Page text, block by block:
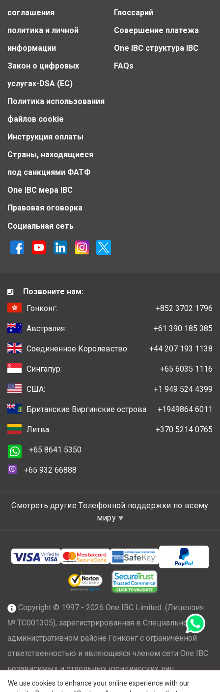
соглашения
политика и личной
информации
Закон о цифровых
услугах-DSA (ЕС)
Политика использования
файлов cookie
Инструкция оплаты
Страны, находящиеся
под санкциями ФАТФ
One IBC мера IBC
Правовая оговорка
Глоссарий
Совершение платежа
One IBC структура IBC
FAQs
Социальная сеть
We use cookies to enhance your online experience with our
Позвоните нам:
Гонконг:
+852 3702 1796
Австралия: +61 390 185 385
Соединенное Королевство: +44 207 193 1138
Сингапур: +65 6035 1116
США: +1 949 524 4399
Британские Виргинские острова: +1949864 6011
Литва: +370 5214 0765
+65 8641 5350
+65 932 66888
Смотреть другие Телефонной поддержки по всему
миру
Copyright © 1997 - 2026 One IBC Limited. (Лицензия
№ TC001305), зарегистрированная в Специальном
административном районе Гонконг с ограниченной
ответственностью и являющаяся членом сети One IBC
независимых и отдельных юридических лиц,
аффилированных с One IBC®Group ("One IBC Limited